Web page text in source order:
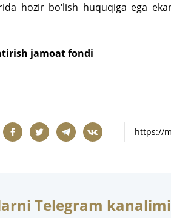
hozir bo‘lish huquqiga ega
jamoat fondi
Telegram